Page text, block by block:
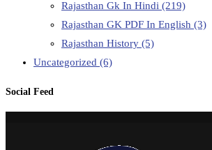
Rajasthan Gk In Hindi (219)
Rajasthan GK PDF In English (3)
Rajasthan History (5)
Uncategorized (6)
Social Feed